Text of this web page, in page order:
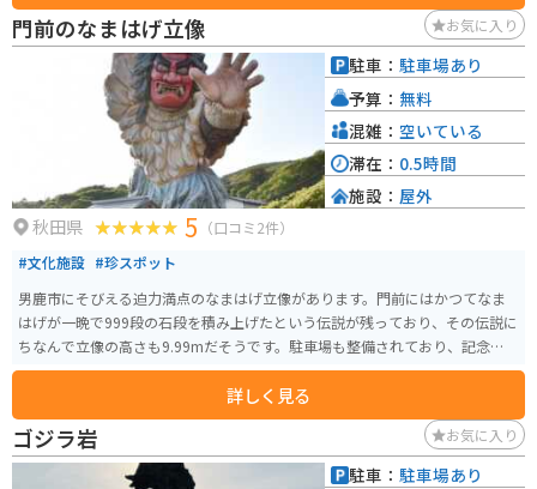
門前のなまはげ立像 お気に入り
秋田県 5 （口コミ2件）
#文化施設 #珍スポット
男鹿市にそびえる迫力満点のなまはげ立像があります。門前にはかつてなま
はげが一晩で999段の石段を積み上げたという伝説が残っており、その伝説に
ちなんで立像の高さも9.99mだそうです。駐車場も整備されており、記念撮影
スポットになっています。
詳しく見る
駐車： 駐車場あり
予算： 無料
混雑： 空いている
滞在： 0.5時間
施設： 屋外
ゴジラ岩 お気に入り
駐車： 駐車場あり